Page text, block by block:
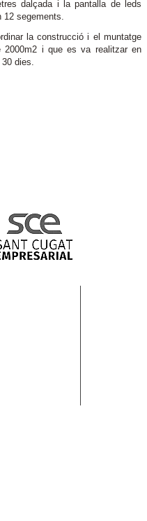
dalçada i la pantalla de leds
12 segements.
la construcció i el muntatge
2000m2 i que es va realitzar en
dies.